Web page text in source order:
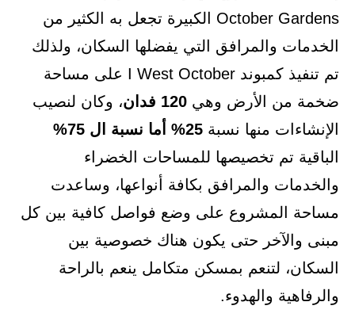
October Gardens الكبيرة تجعل به الكثير من
الخدمات والمرافق التي يفضلها السكان، ولذلك
تم تنفيذ كمبوند I West October على مساحة
ضخمة من الأرض وهي 120 فدان
، وكان لنصيب
الإنشاءات منها نسبة 25% أما نسبة ال 75%
الباقية تم تخصيصها للمساحات الخضراء
والخدمات والمرافق بكافة أنواعها، وساعدت
مساحة المشروع على وضع فواصل كافية بين كل
مبنى والآخر حتى يكون هناك خصوصية بين
السكان، لتنعم بمسكن متكامل ينعم بالراحة
والرفاهية والهدوء.